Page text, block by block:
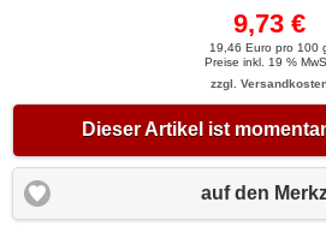
9,73 €
19,46 Euro pro 100
Preise inkl. 19 %
zzgl.
Dieser Artikel ist
auf den